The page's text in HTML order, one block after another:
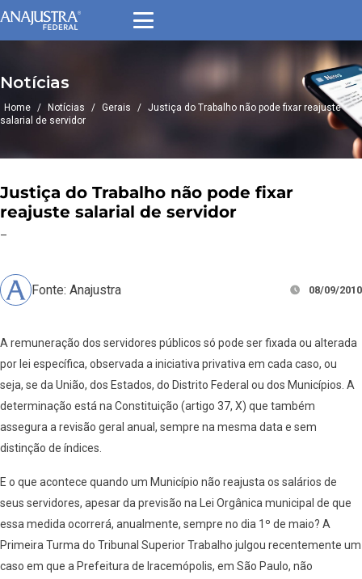
Notícias
Home / Notícias / Gerais / Justiça do Trabalho não pode fixar reajuste
salarial de servidor
Justiça do Trabalho não pode fixar
reajuste salarial de servidor
–
Fonte: Anajustra 08/09/2010
A remuneração dos servidores públicos só pode ser fixada ou alterada
por lei específica, observada a iniciativa privativa em cada caso, ou
seja, se da União, dos Estados, do Distrito Federal ou dos Municípios. A
determinação está na Constituição (artigo 37, X) que também
assegura a revisão geral anual, sempre na mesma data e sem
distinção de índices.
E o que acontece quando um Município não reajusta os salários de
seus servidores, apesar da previsão na Lei Orgânica municipal de que
essa medida ocorrerá, anualmente, sempre no dia 1º de maio? A
Primeira Turma do Tribunal Superior Trabalho julgou recentemente um
caso em que a Prefeitura de Iracemópolis, em São Paulo, não